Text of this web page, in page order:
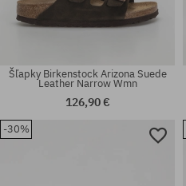
Dostupné veľkosti:
Šľapky Birkenstock Arizona Suede
Leather Narrow Wmn
126,90 €
-30%